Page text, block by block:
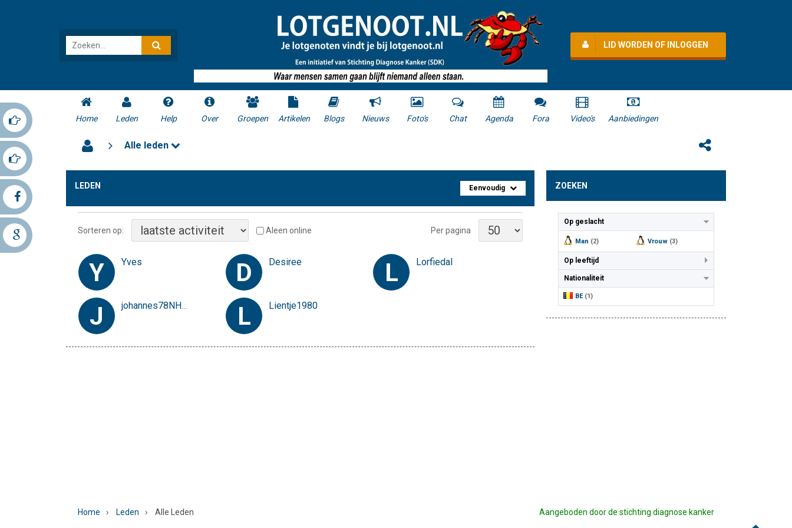
LID WORDEN OF INLOGGEN
Home Leden Help Over Groepen Artikelen Blogs Nieuws Foto's Chat Agenda Fora Video's Aanbiedingen
Alle leden
LEDEN Eenvoudig
Sorteren op: Aleen online Per pagina
Y Yves D Desiree L Lorfiedal
J L Lientje1980
ZOEKEN
Op geslacht
Man (2) Vrouw (3)
Op leeftijd
Nationaliteit
BE (1)
Home › Leden › Alle Leden Aangeboden door de stichting diagnose kanker